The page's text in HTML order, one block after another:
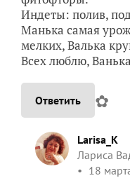
Индеты: полив,
Манька самая
мелких, Валька
Всех люблю,
Ответить ✿
Larisa_K
Лариса
18